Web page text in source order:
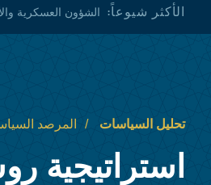
الأكثر شيوعاً: الشؤون العسكرية
تحليل السياسات المرصد السياسي
استراتيجية